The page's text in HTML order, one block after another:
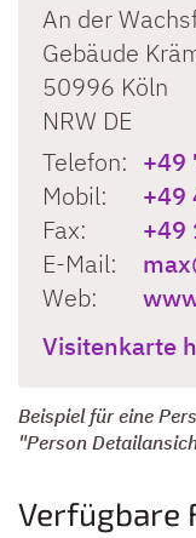
An der
Gebäude
50996 Köln
NRW DE
Telefon: +49
Mobil:
+49
Fax:
+49
E-Mail:
Web:
Visitenkarte
Beispiel für eine
"Person
Verfügbare